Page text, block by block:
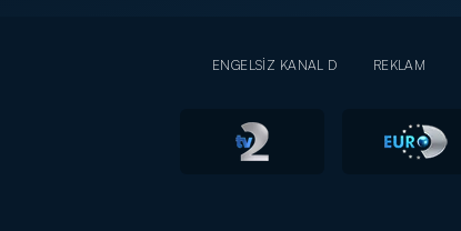
ENGELSİZ KANAL D REKLAM